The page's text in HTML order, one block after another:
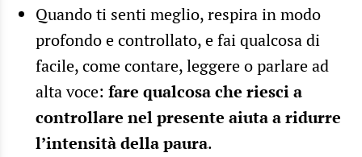
Quando ti senti meglio, respira in modo
profondo e controllato, e fai qualcosa di
facile, come contare, leggere o parlare ad
alta voce: fare qualcosa che riesci a
controllare nel presente aiuta a ridurre
l’intensità della paura.